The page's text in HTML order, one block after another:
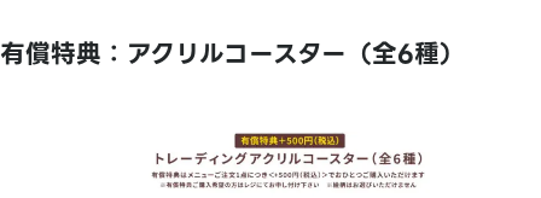
有償特典：アクリルコースター（全6種）